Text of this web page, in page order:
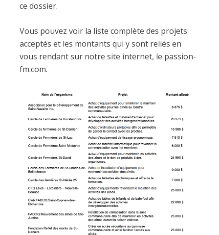
ce dossier.
Vous pouvez voir la liste complète des projets
acceptés et les montants qui y sont reliés en
vous rendant sur notre site internet, le passion-
fm.com.